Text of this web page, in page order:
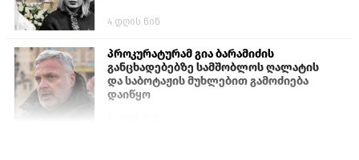
4 დღის წინ
პროკურატურამ გია ბარამიძის
განცხადებებზე სამშობლოს ღალატის
და საბოტაჟის მუხლებით გამოძიება
დაიწყო